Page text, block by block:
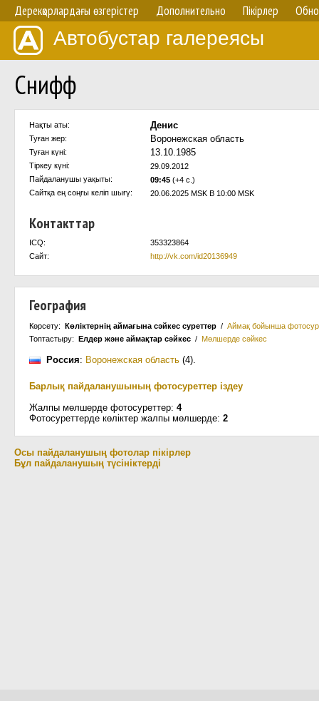
Дерекқорлардағы өзгерістер Дополнительно Пікірлер
Автобустар галереясы
Снифф
Нақты аты: Денис
Туған жер: Воронежская область
Туған күні: 13.10.1985
Тіркеу күні:
29.09.2012
Пайдаланушы уақыты:
09:45 (+4 с.)
Сайтқа ең соңғы келіп шығү:
20.06.2025 MSK В 10:00 MSK
Контакттар
ICQ:
353323864
Сайт:
http://vk.com/id20136949
География
Көрсету: Көліктернің аймағына сәйкес суреттер / Аймақ бойынша
Топтастыру: Елдер және аймақтар сәйкес / Мөлшерде сәйкес
Россия: Воронежская область (4).
Барлық пайдаланушының фотосуреттер іздеу
Жалпы мөлшерде фотосуреттер: 4
Фотосуреттерде көліктер жалпы мөлшерде: 2
Осы пайдаланушың фотолар пікірлер
Бұл пайдаланушың түсініктерді